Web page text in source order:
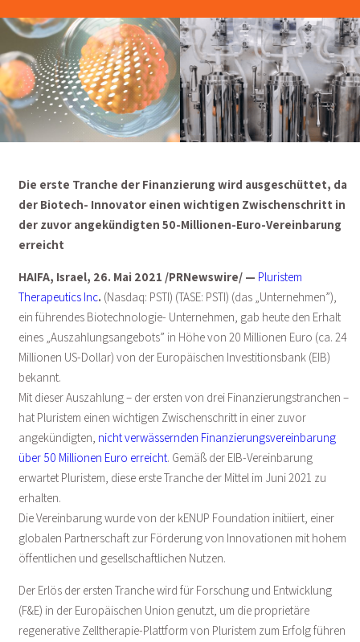
Die erste Tranche der Finanzierung wird ausgeschüttet, da
der Biotech- Innovator einen wichtigen Zwischenschritt in
der zuvor angekündigten 50-Millionen-Euro-Vereinbarung
erreicht
HAIFA, Israel, 26. Mai 2021 /PRNewswire/ — Pluristem
Therapeutics Inc. (Nasdaq: PSTI) (TASE: PSTI) (das „Unternehmen”),
ein führendes Biotechnologie- Unternehmen, gab heute den Erhalt
eines „Auszahlungsangebots” in Höhe von 20 Millionen Euro (ca. 24
Millionen US-Dollar) von der Europäischen Investitionsbank (EIB)
bekannt.
Mit dieser Auszahlung – der ersten von drei Finanzierungstranchen –
hat Pluristem einen wichtigen Zwischenschritt in einer zuvor
angekündigten, nichtverwässernden Finanzierungsvereinbarung
über 50 Millionen Euro erreicht. Gemäß der EIB-Vereinbarung
erwartet Pluristem, diese erste Tranche der Mittel im Juni 2021 zu
erhalten.
Die Vereinbarung wurde von der kENUP Foundation initiiert, einer
globalen Partnerschaft zur Förderung von Innovationen mit hohem
öffentlichen und gesellschaftlichen Nutzen.
Der Erlös der ersten Tranche wird für Forschung und Entwicklung
(F&E) in der Europäischen Union genutzt, um die proprietäre
regenerative Zelltherapie-Plattform von Pluristem zum Erfolg führen